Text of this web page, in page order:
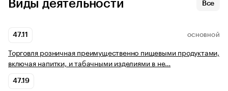
Виды деятельности Все
47.11 ОСНОВНОЙ
Торговля розничная преимущественно пищевыми продуктами,
включая напитки, и табачными изделиями в не…
47.19